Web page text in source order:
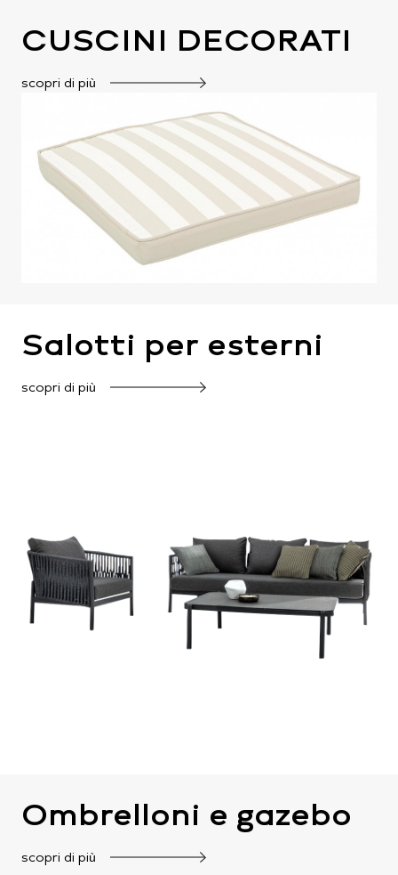
CUSCINI DECORATI
scopri di più
Salotti per esterni
scopri di più
Ombrelloni e gazebo
scopri di più